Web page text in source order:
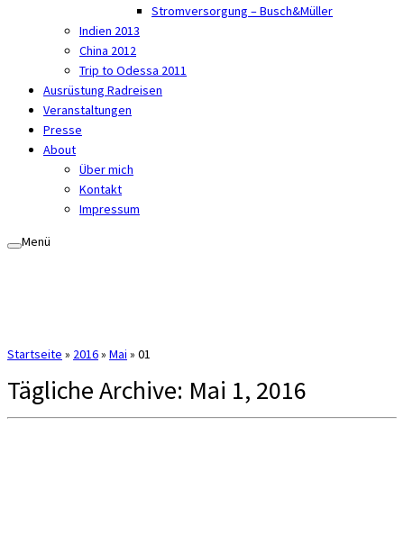
Stromversorgung – Busch&Müller
Indien 2013
China 2012
Trip to Odessa 2011
Ausrüstung Radreisen
Veranstaltungen
Presse
About
Über mich
Kontakt
Impressum
Menü
Startseite » 2016» Mai » 01
Tägliche Archive: Mai 1, 2016